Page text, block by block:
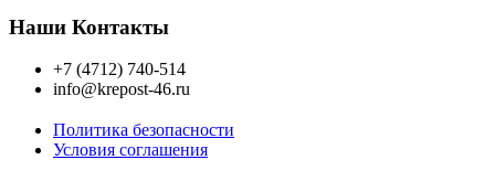
Наши Контакты
+7 (4712) 740-514
info@krepost-46.ru
Политика безопасности
Условия соглашения